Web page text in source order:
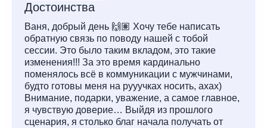
Достоинства
Ваня, добрый день 🙌🏽 Хочу тебе написать
обратную связь по поводу нашей с тобой
сессии. Это было таким вкладом, это такие
изменения!!! За это время кардинально
поменялось всё в коммуникации с мужчинами,
будто готовы меня на рууучках носить, ахах)
Внимание, подарки, уважение, а самое главное,
я чувствую доверие… Выйдя из прошлого
сценария, я столько благ начала получать от